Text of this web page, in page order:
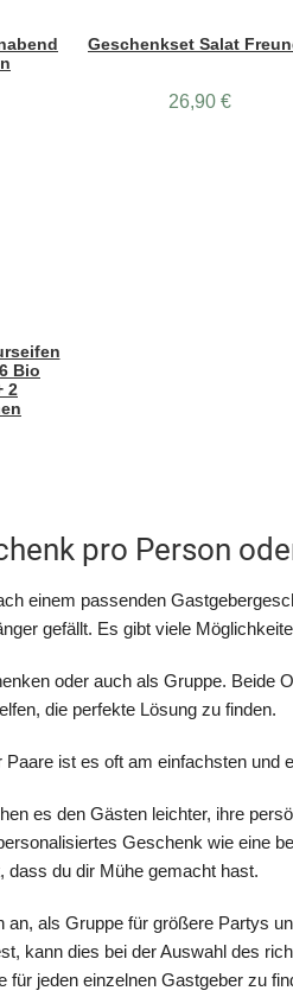
Geschenkset Salat
26,90 €
Bio
2
pro Person
einem passenden
gefällt. Es gibt viele
oder auch als Gruppe. Beide
die perfekte Lösung zu finden.
Paare ist es oft am einfachsten
es den Gästen leichter, ihre
Geschenk wie eine
dass du dir Mühe gemacht hast.
an, als Gruppe für größere Partys
kann dies bei der Auswahl des
für jeden einzelnen Gastgeber zu